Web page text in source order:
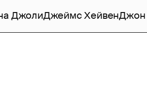
ДжолиДжеймс ХейвенДжон